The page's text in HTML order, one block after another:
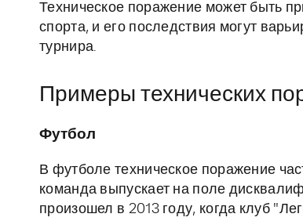
Техническое поражение может быть
спорта, и его последствия могут
турнира.
Примеры технических
Футбол
В футболе техническое поражение
команда выпускает на поле
произошел в 2013 году, когда клуб